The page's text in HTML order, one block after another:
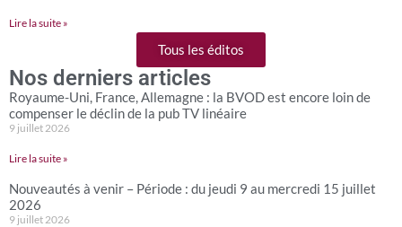
Lire la suite »
Tous les éditos
Nos derniers articles
Royaume-Uni, France, Allemagne : la BVOD est encore loin de
compenser le déclin de la pub TV linéaire
9 juillet 2026
Lire la suite »
Nouveautés à venir – Période : du jeudi 9 au mercredi 15 juillet
2026
9 juillet 2026